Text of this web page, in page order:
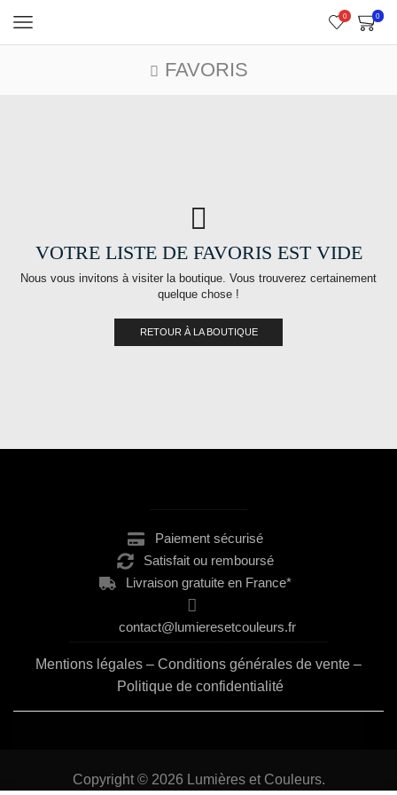
0 0
FAVORIS
VOTRE LISTE DE FAVORIS EST VIDE
Nous vous invitons à visiter la boutique. Vous trouverez certainement
quelque chose !
RETOUR À LA BOUTIQUE
Paiement sécurisé
Satisfait ou remboursé
Livraison gratuite en France*
contact@lumieresetcouleurs.fr
Mentions légales – Conditions générales de vente –
Politique de confidentialité
Copyright © 2026 Lumières et Couleurs.